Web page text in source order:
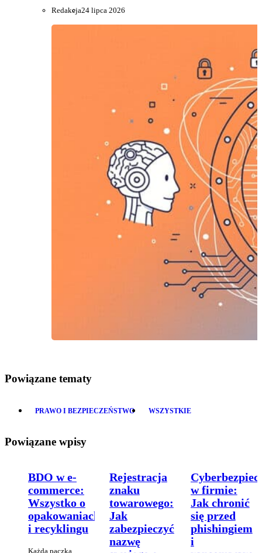
Redakcja24 lipca 2026
Powiązane tematy
PRAWO I BEZPIECZEŃSTWO WSZYSTKIE
Powiązane wpisy
BDO w e-
commerce:
Wszystko o
opakowaniach
i recyklingu
Każda paczka
Rejestracja
znaku
towarowego:
Jak
zabezpieczyć
nazwę
w firmie:
Jak chronić
się przed
phishingiem
i